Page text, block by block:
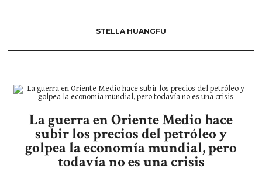
STELLA HUANGFU
La guerra en Oriente Medio hace
subir los precios del petróleo y
golpea la economía mundial, pero
todavía no es una crisis